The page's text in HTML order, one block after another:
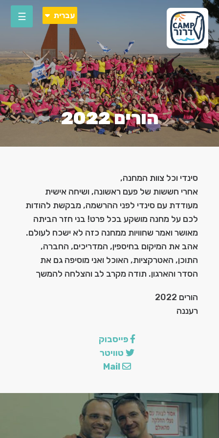
Please
note:
This
website
includes
an
accessibility
system.
עברית
הורים 2022
סינדי וכל צוות המחנה,
אחרי חששות של פעם ראשונה, ושיחה אישית
מעודדת עם סינדי לפני ההרשמה, מבקשת להודות
לכם על מחנה מושקע בכל פרט! בני חזר הביתה
מאושר ואמר שחוויות ממחנה כזה לא ישכח לעולם.
אהב את המיקום בחיספין, המדריכים, החברה,
התוכן, האטרקציות, האוכל ואני מוסיפה גם את
הסדר והארגון. תודה מקרב לב והצלחה להמשך
הורים 2022
רעננה
פייסבוק
טוויטר
Mail